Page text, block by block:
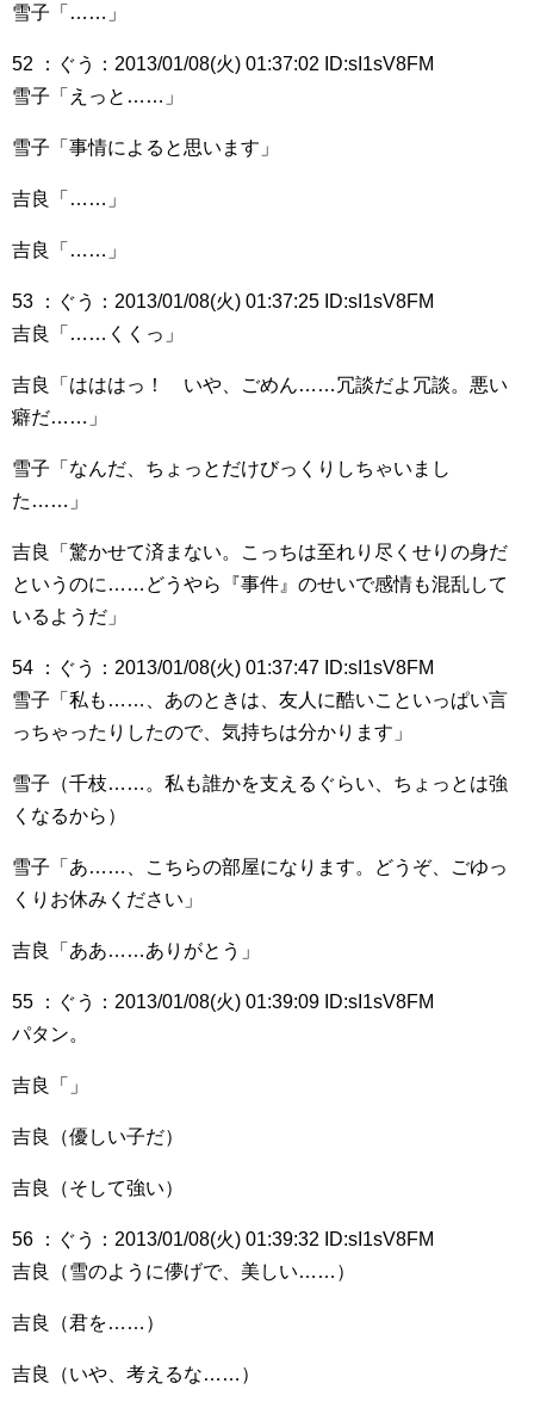
雪子「……」
52 ：ぐう：2013/01/08(火) 01:37:02 ID:sI1sV8FM
雪子「えっと……」
雪子「事情によると思います」
吉良「……」
吉良「……」
53 ：ぐう：2013/01/08(火) 01:37:25 ID:sI1sV8FM
吉良「……くくっ」
吉良「はははっ！ いや、ごめん……冗談だよ冗談。悪い
癖だ……」
雪子「なんだ、ちょっとだけびっくりしちゃいまし
た……」
吉良「驚かせて済まない。こっちは至れり尽くせりの身だ
というのに……どうやら『事件』のせいで感情も混乱して
いるようだ」
54 ：ぐう：2013/01/08(火) 01:37:47 ID:sI1sV8FM
雪子「私も……、あのときは、友人に酷いこといっぱい言
っちゃったりしたので、気持ちは分かります」
雪子（千枝……。私も誰かを支えるぐらい、ちょっとは強
くなるから）
雪子「あ……、こちらの部屋になります。どうぞ、ごゆっ
くりお休みください」
吉良「ああ……ありがとう」
55 ：ぐう：2013/01/08(火) 01:39:09 ID:sI1sV8FM
パタン。
吉良「」
吉良（優しい子だ）
吉良（そして強い）
56 ：ぐう：2013/01/08(火) 01:39:32 ID:sI1sV8FM
吉良（雪のように儚げで、美しい……）
吉良（君を……）
吉良（いや、考えるな……）